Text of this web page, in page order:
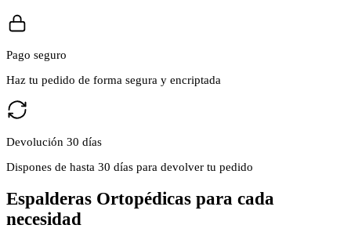
Pago seguro
Haz tu pedido de forma segura y encriptada
Devolución 30 días
Dispones de hasta 30 días para devolver tu pedido
Espalderas Ortopédicas para cada
necesidad